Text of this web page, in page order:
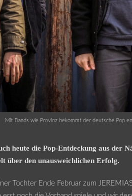
Mit Bands wie Provinz bekommt der deutsche Pop
heute die Pop-Entdeckung aus der
über den unausweichlichen Erfolg.
Tochter Ende Februar zum